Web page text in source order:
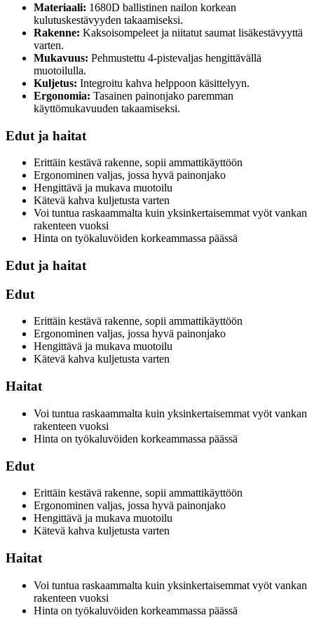
Materiaali: 1680D ballistinen nailon korkean
kulutuskestävyyden takaamiseksi.
Rakenne: Kaksoisompeleet ja niitatut saumat lisäkestävyyttä
varten.
Mukavuus: Pehmustettu 4-pistevaljas hengittävällä
muotoilulla.
Kuljetus: Integroitu kahva helppoon käsittelyyn.
Ergonomia: Tasainen painonjako paremman
käyttömukavuuden takaamiseksi.
Edut ja haitat
Erittäin kestävä rakenne, sopii ammattikäyttöön
Ergonominen valjas, jossa hyvä painonjako
Hengittävä ja mukava muotoilu
Kätevä kahva kuljetusta varten
Voi tuntua raskaammalta kuin yksinkertaisemmat vyöt vankan
rakenteen vuoksi
Hinta on työkaluvöiden korkeammassa päässä
Edut ja haitat
Edut
Erittäin kestävä rakenne, sopii ammattikäyttöön
Ergonominen valjas, jossa hyvä painonjako
Hengittävä ja mukava muotoilu
Kätevä kahva kuljetusta varten
Haitat
Voi tuntua raskaammalta kuin yksinkertaisemmat vyöt vankan
rakenteen vuoksi
Hinta on työkaluvöiden korkeammassa päässä
Edut
Erittäin kestävä rakenne, sopii ammattikäyttöön
Ergonominen valjas, jossa hyvä painonjako
Hengittävä ja mukava muotoilu
Kätevä kahva kuljetusta varten
Haitat
Voi tuntua raskaammalta kuin yksinkertaisemmat vyöt vankan
rakenteen vuoksi
Hinta on työkaluvöiden korkeammassa päässä